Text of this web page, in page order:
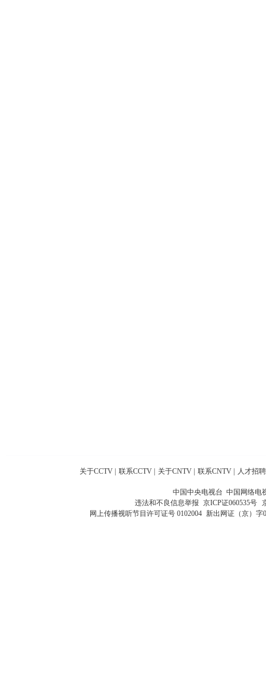
关于CCTV 联系CCTV 关于CNTV 联系CNTV 人才招聘
中国中央电视台 中国网络电
违法和不良信息举报 京ICP证060535号
网上传播视听节目许可证号 0102004 新出网证（京）